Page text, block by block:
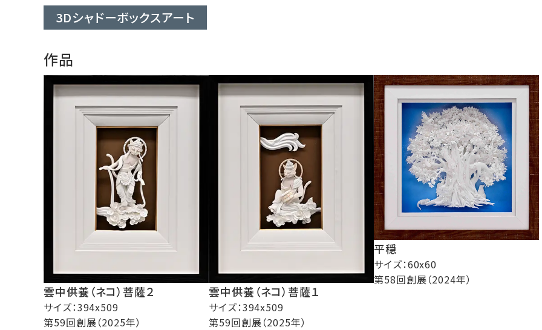
3Dシャドーボックスアート
作品
雲中供養（ネコ）菩薩２
サイズ：394x509
第59回創展（2025年）
雲中供養（ネコ）菩薩１
サイズ：394x509
第59回創展（2025年）
平穏
サイズ：60x60
第58回創展（2024年）